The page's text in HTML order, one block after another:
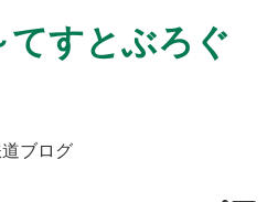
すとぶろぐ
ブログ